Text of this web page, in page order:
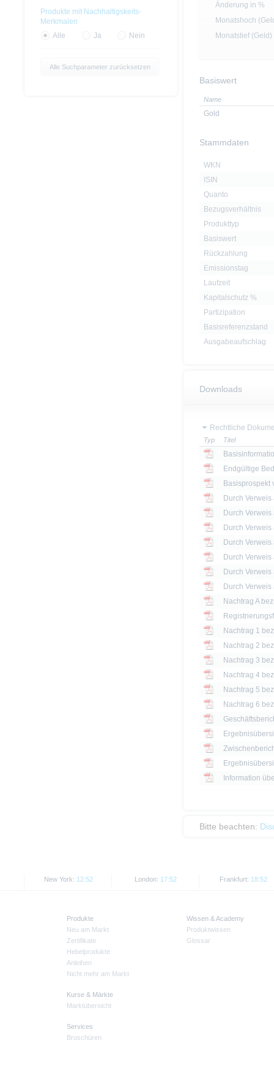
Änderung in %
Monatshoch
Monatstief (Geld)
Basiswert
Name
Gold
Stammdaten
WKN
ISIN
Quanto
Bezugsverhältnis
Produkttyp
Basiswert
Rückzahlung
Emissionstag
Laufzeit
Kapitalschutz %
Partizipation
Basisreferenzstand
Ausgabeaufschlag
Downloads
Rechtliche
Typ Titel
Endgültige
Basisprospekt
Nachtrag 1
Nachtrag 2
Nachtrag 3
Nachtrag 4
Nachtrag 5
Nachtrag 6
Information
Bitte beachten:
Produkte mit Nachhaltigskeits-
Merkmalen
Alle
Ja Nein
Alle Suchparameter zurücksetzen
New York: 12:52 London: 17:52 Frankfurt: 18:52
Produkte
Neu am Markt
Zertifikate
Hebelprodukte
Anleihen
Nicht mehr am Markt
Kurse & Märkte
Marktübersicht
Services
Broschüren
Wissen & Academy
Produktwissen
Glossar